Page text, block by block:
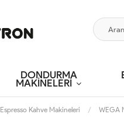
DONDURMA
MAKİNELERİ
Espresso Kahve Makineleri WEGA